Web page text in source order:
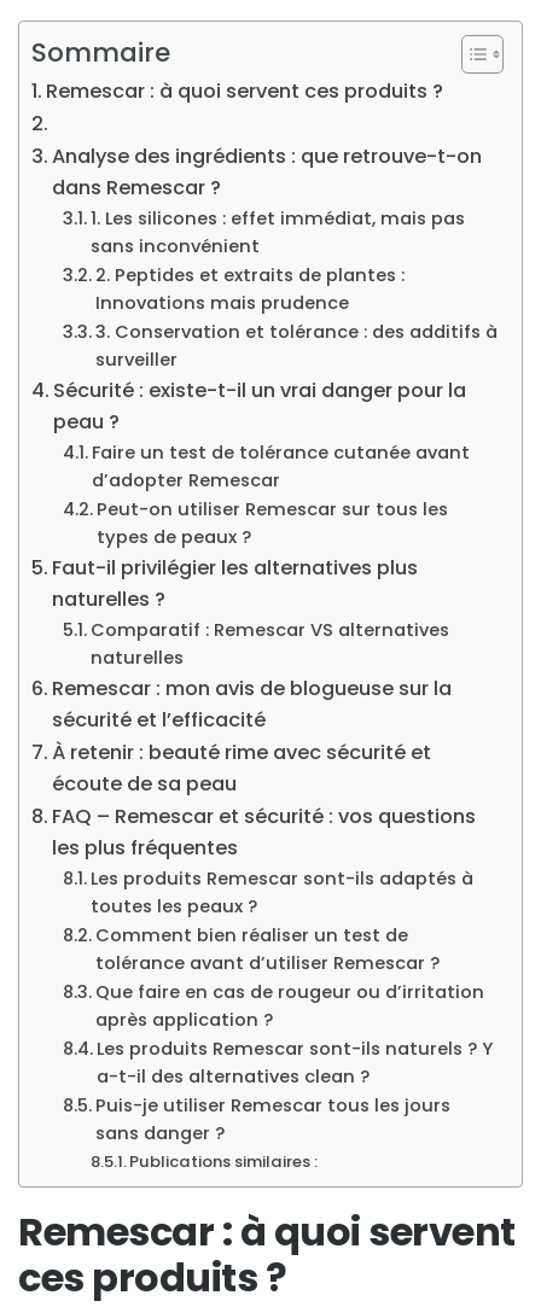
Sommaire
Remescar : à quoi servent ces produits ?
Analyse des ingrédients : que retrouve-t-on
dans Remescar ?
1. Les silicones : effet immédiat, mais pas
sans inconvénient
2. Peptides et extraits de plantes :
Innovations mais prudence
3. Conservation et tolérance : des additifs à
surveiller
Sécurité : existe-t-il un vrai danger pour la
peau ?
Faire un test de tolérance cutanée avant
d’adopter Remescar
Peut-on utiliser Remescar sur tous les
types de peaux ?
Faut-il privilégier les alternatives plus
naturelles ?
Comparatif : Remescar VS alternatives
naturelles
Remescar : mon avis de blogueuse sur la
sécurité et l’efficacité
À retenir : beauté rime avec sécurité et
écoute de sa peau
FAQ – Remescar et sécurité : vos questions
les plus fréquentes
Les produits Remescar sont-ils adaptés à
toutes les peaux ?
Comment bien réaliser un test de
tolérance avant d’utiliser Remescar ?
Que faire en cas de rougeur ou d’irritation
après application ?
Les produits Remescar sont-ils naturels ? Y
a-t-il des alternatives clean ?
Puis-je utiliser Remescar tous les jours
sans danger ?
Publications similaires :
Remescar : à quoi servent
ces produits ?